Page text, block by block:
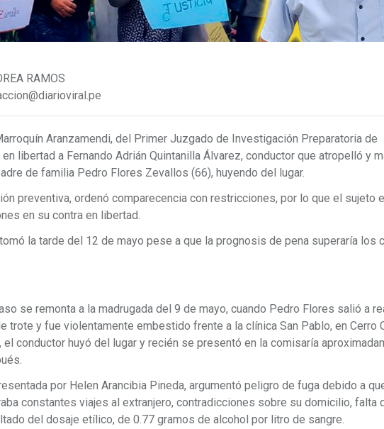
RAMOS
Aranzamendi, del Primer Juzgado de Investigación Preparatoria de
en libertad a Fernando Adrián Quintanilla Álvarez, conductor que atropelló y
de familia Pedro Flores Zevallos (66), huyendo del lugar.
preventiva, ordenó comparecencia con restricciones, por lo que el sujeto
en su contra en libertad.
la tarde del 12 de mayo pese a que la prognosis de pena superaría los
se remonta a la madrugada del 9 de mayo, cuando Pedro Flores salió a
trote y fue violentamente embestido frente a la clínica San Pablo, en Cerro
conductor huyó del lugar y recién se presentó en la comisaría
por Helen Arancibia Pineda, argumentó peligro de fuga debido a
constantes viajes al extranjero, contradicciones sobre su domicilio, falta
del dosaje etílico, de 0.77 gramos de alcohol por litro de sangre.